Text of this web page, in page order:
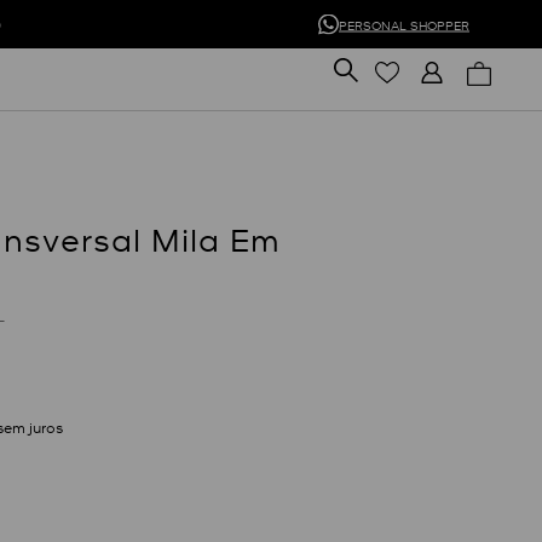
PERSONAL SHOPPER
Mila Em
juros